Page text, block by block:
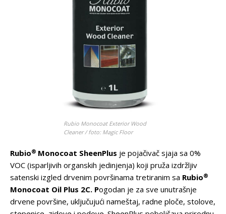
Rubio Monocoat Exterior Wood
Cleaner / foto: Magic Floor
Rubio® Monocoat SheenPlus je pojačivač sjaja sa 0%
VOC (isparljivih organskih jedinjenja) koji pruža izdržljiv
satenski izgled drvenim površinama tretiranim sa Rubio®
Monocoat Oil Plus 2C. Pogodan je za sve unutrašnje
drvene površine, uključujući nameštaj, radne ploče, stolove,